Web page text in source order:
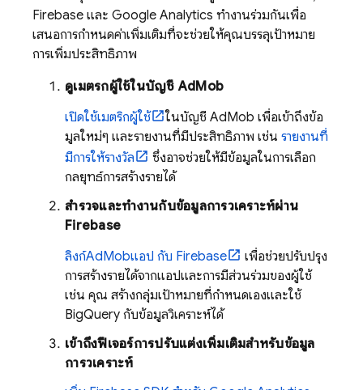
Firebase และ Google Analytics ทำงานร่วมกันเพื่อ
เสนอการกำหนดค่าเพิ่มเติมที่จะช่วยให้คุณบรรลุเป้าหมาย
การเพิ่มประสิทธิภาพ
ดูเมตริกผู้ใช้ในบัญชีAdMob
เปิดใช้เมตริกผู้ใช้
ในบัญชี AdMob เพื่อเข้าถึงข้อ
มูลใหม่ๆ และรายงานที่มีประสิทธิภาพ เช่น รายงานที่
มีการให้รางวัล
ซึ่งอาจช่วยให้มีข้อมูลในการเลือก
กลยุทธ์การสร้างรายได้
สํารวจและทํางานกับข้อมูลการวิเคราะห์ผ่าน
Firebase
ลิงก์AdMobแอป กับ Firebase
เพื่อช่วยปรับปรุง
การสร้างรายได้จากแอปและการมีส่วนร่วมของผู้ใช้
เช่น คุณ สร้างกลุ่มเป้าหมายที่กำหนดเองและใช้
BigQuery กับข้อมูลวิเคราะห์ได้
เข้าถึงฟีเจอร์การปรับแต่งเพิ่มเติมสําหรับข้อมูล
การวิเคราะห์